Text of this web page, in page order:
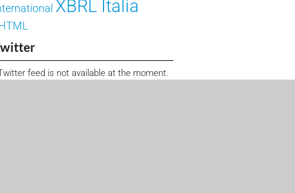
XBRL Italia
feed is not available at the moment.